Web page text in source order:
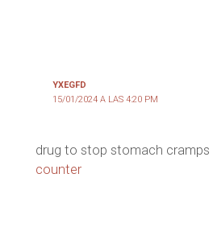
YXEGFD
15/01/2024 A LAS 4:20 PM
drug to stop stomach cramps
counter